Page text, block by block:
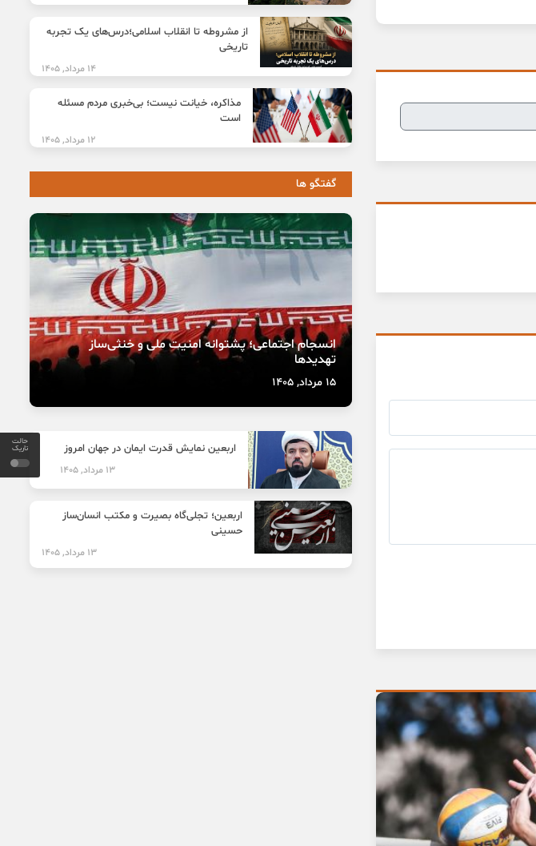
حالت
تاریک
از مشروطه تا انقلاب اسلامی؛درس‌های یک تجربه
تاریخی
14 مرداد, 1405
مذاکره، خیانت نیست؛ بی‌خبری مردم مسئله
است
12 مرداد, 1405
گفتگو ها
انسجام اجتماعی؛ پشتوانه امنیت ملی و خنثی‌ساز
تهدیدها
15 مرداد, 1405
اربعین نمایش قدرت ایمان در جهان امروز
13 مرداد, 1405
اربعین؛ تجلی‌گاه بصیرت و مکتب انسان‌ساز
حسینی
13 مرداد, 1405